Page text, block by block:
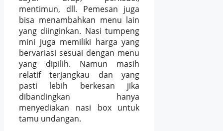
mentimun, dll. Pemesan juga
bisa menambahkan menu lain
yang diinginkan. Nasi tumpeng
mini juga memiliki harga yang
bervariasi sesuai dengan menu
yang dipilih. Namun masih
relatif terjangkau dan yang
pasti lebih berkesan jika
dibandingkan hanya
menyediakan nasi box untuk
tamu undangan.